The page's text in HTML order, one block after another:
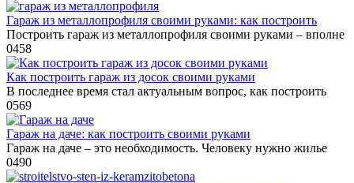
Гараж из металлопрофиля своими руками: как построить
Построить гараж из металлопрофиля своими руками – вполне
0458
Как построить гараж из досок своими руками
В последнее время стал актуальным вопрос, как построить
0569
Гараж на даче: как построить своими руками
Гараж на даче – это необходимость. Человеку нужно жилье
0490